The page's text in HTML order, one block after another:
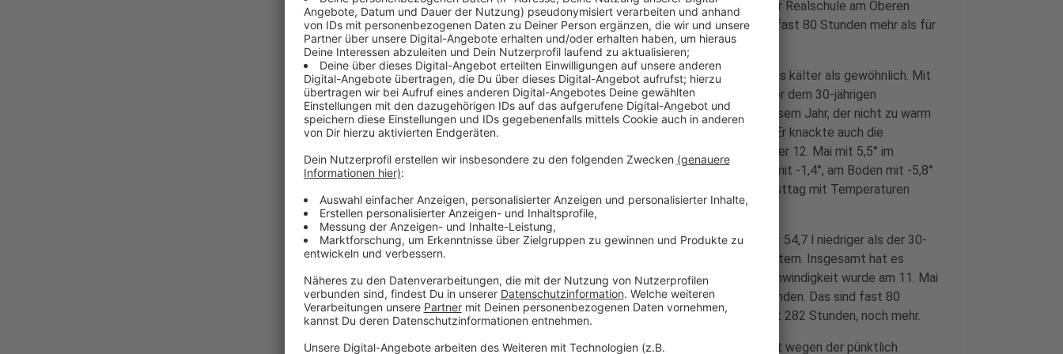
trockenste seit Beginn der Aufzeichnungen der Wetterstation der Realschule am Oberen
Schloss. Die Sonne schien für insgesamt 266 Stunden und damit fast 80 Stunden mehr als für
den Mai üblich.
Insgesamt war es trotz der vielen Sonne diesen Monat aber etwas kälter als gewöhnlich. Mit
einer Durchschnittstemperatur von 12,2° lag der Mai mit 0,7° unter dem 30-jährigen
Durchschnitt von 1981-2010. Damit war er der erste Monat in diesem Jahr, der nicht zu warm
war. Der wärmste Tag war der 21. Mai mit durchschnittlich 17,6°. Er knackte auch die
Höchsttemperatur des Monats von 25,6°. Der kälteste Tag war der 12. Mai mit 5,5° im
Tagessschnitt, an diesem Tag wurde auch die Tiefsttemperatur mit -1,4°, am Boden mit -5,8°
gemessen. Darüber hinaus gab es im Mai noch einen weiteren Frosttag mit Temperaturen
unter 0°.
Der Niederschlag im Mai betrug nur 22,1 Liter je qm und war damit 54,7 l niedriger als der 30-
Jahreschnitt von 76,8 l. Am meisten regnete es am 2. Mai mit 8 Litern. Insgesamt hat es
vergangenen Monat an 9 Tagen geregnet. Die höchste Windgeschwindigkeit wurde am 11. Mai
mit 55,1 km/h gemessen. Die Sonne schien im Mai ganze 266 Stunden. Das sind fast 80
Stunden mehr als normal für diesen Monat. Nur 2018 waren es mit 282 Stunden, noch mehr.
Grundsätzlich war der Mai in diesem Jahr der erste zu kalte Monat wegen der pünktlich